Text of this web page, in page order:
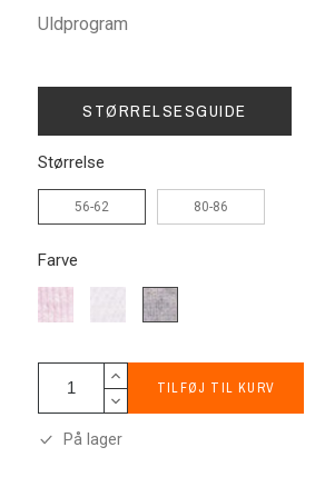
Uldprogram
STØRRELSESGUIDE
Størrelse
56-62 80-86
Farve
K3761-
rosa
K4211-K303-
TILFØJ TIL KURV
På lager